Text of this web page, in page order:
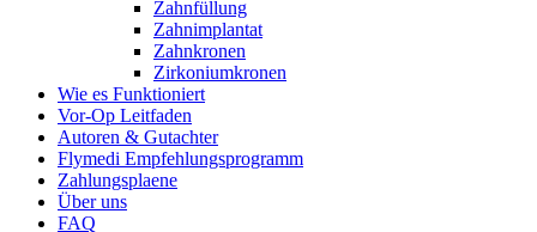
Zahnfüllung
Zahnimplantat
Zahnkronen
Zirkoniumkronen
Wie es Funktioniert
Vor-Op Leitfaden
Autoren & Gutachter
Flymedi Empfehlungsprogramm
Zahlungsplaene
Über uns
FAQ